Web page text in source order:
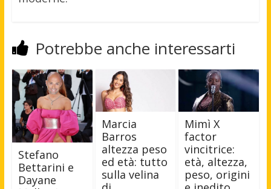
Potrebbe anche interessarti
Stefano
Bettarini e
Dayane
Marcia
Barros
altezza peso
ed età: tutto
sulla velina
Mimì X
factor
vincitrice:
età, altezza,
peso, origini